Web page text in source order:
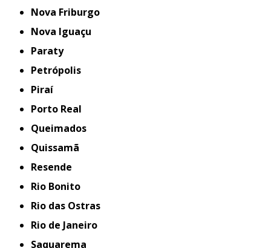
Nova Friburgo
Nova Iguaçu
Paraty
Petrópolis
Piraí
Porto Real
Queimados
Quissamã
Resende
Rio Bonito
Rio das Ostras
Rio de Janeiro
Saquarema